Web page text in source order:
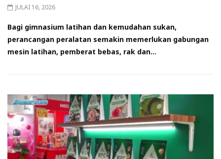
JULAI 16, 2026
Bagi gimnasium latihan dan kemudahan sukan,
perancangan peralatan semakin memerlukan gabungan
mesin latihan, pemberat bebas, rak dan...